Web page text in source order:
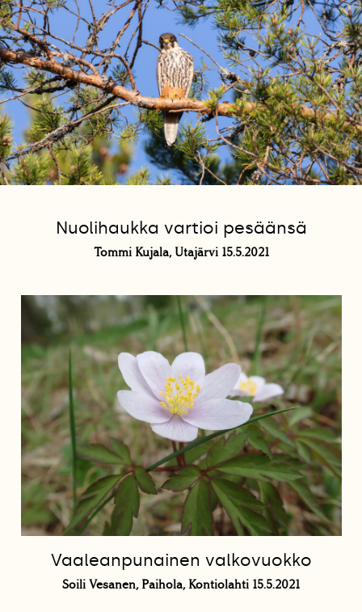
Nuolihaukka vartioi pesäänsä
Tommi Kujala, Utajärvi 15.5.2021
Vaaleanpunainen valkovuokko
Soili Vesanen, Paihola, Kontiolahti 15.5.2021